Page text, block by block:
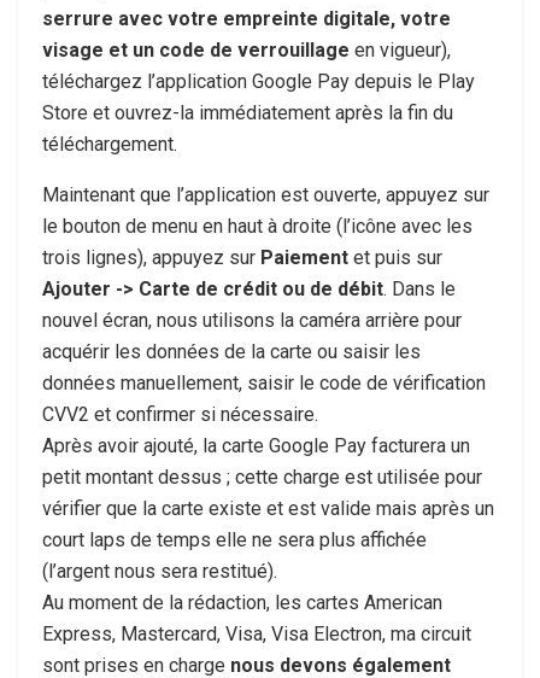
serrure avec votre empreinte digitale, votre
visage et un code de verrouillage en vigueur),
téléchargez l’application Google Pay depuis le Play
Store et ouvrez-la immédiatement après la fin du
téléchargement.
Maintenant que l’application est ouverte, appuyez sur
le bouton de menu en haut à droite (l’icône avec les
trois lignes), appuyez sur Paiement et puis sur
Ajouter -> Carte de crédit ou de débit. Dans le
nouvel écran, nous utilisons la caméra arrière pour
acquérir les données de la carte ou saisir les
données manuellement, saisir le code de vérification
CVV2 et confirmer si nécessaire.
Après avoir ajouté, la carte Google Pay facturera un
petit montant dessus ; cette charge est utilisée pour
vérifier que la carte existe et est valide mais après un
court laps de temps elle ne sera plus affichée
(l’argent nous sera restitué).
Au moment de la rédaction, les cartes American
Express, Mastercard, Visa, Visa Electron, ma circuit
sont prises en charge nous devons également